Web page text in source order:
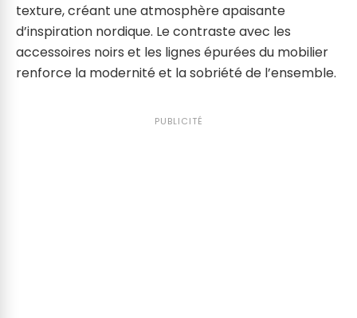
texture, créant une atmosphère apaisante
d’inspiration nordique. Le contraste avec les
accessoires noirs et les lignes épurées du mobilier
renforce la modernité et la sobriété de l’ensemble.
PUBLICITÉ